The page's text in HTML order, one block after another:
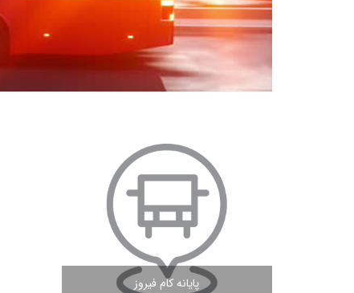
پایانه کام فیروز